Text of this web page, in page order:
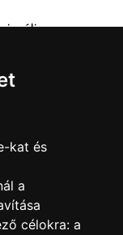
kat és
a
célokra: a
rendelés esetén
az Ön által
úgy a
való
VAGY CSAK
ÉS
270
tartja a
dizájn világát
tálca és